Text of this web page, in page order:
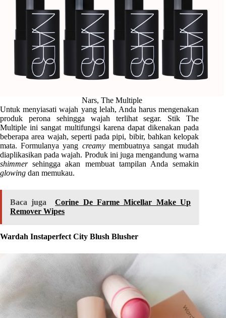
Nars, The Multiple
Untuk menyiasati wajah yang lelah, Anda harus mengenakan
produk perona sehingga wajah terlihat segar. Stik The
Multiple ini sangat multifungsi karena dapat dikenakan pada
beberapa area wajah, seperti pada pipi, bibir, bahkan kelopak
mata. Formulanya yang creamy membuatnya sangat mudah
diaplikasikan pada wajah. Produk ini juga mengandung warna
shimmersehingga akan membuat tampilan Anda semakin
glowing dan memukau.
Baca juga
Corine De Farme Micellar Make Up
Remover Wipes
Wardah Instaperfect City Blush Blusher